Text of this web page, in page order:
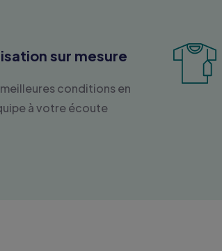
sur mesure
conditions en
à votre écoute